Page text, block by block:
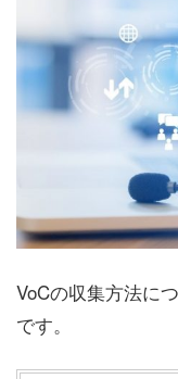
VoCの収集方法に
です。